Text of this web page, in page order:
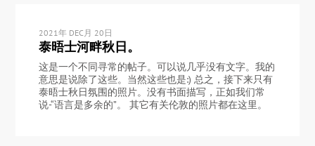
2021年 DEC月 20日
泰晤士河畔秋日。
这是一个不同寻常的帖子。可以说几乎没有文字。我的
意思是说除了这些。当然这些也是:) 总之，接下来只有
泰晤士秋日氛围的照片。没有书面描写，正如我们常
说-“语言是多余的”。 其它有关伦敦的照片都在这里。